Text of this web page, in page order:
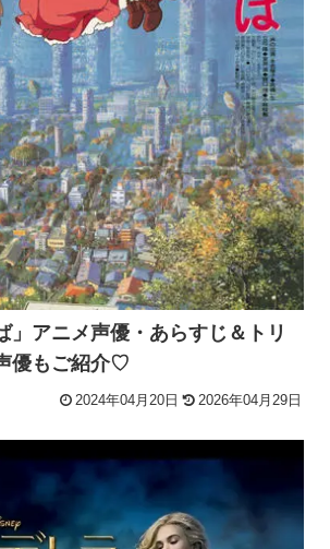
」アニメ声優・あらすじ＆トリ
優もご紹介♡
2024年04月20日 2026年04月29日